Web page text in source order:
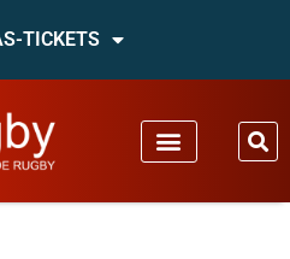
TICKETS